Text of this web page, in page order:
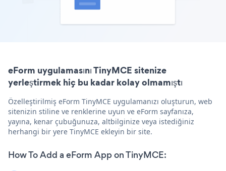
eForm uygulamasını TinyMCE sitenize
yerleştirmek hiç bu kadar kolay olmamıştı
Özelleştirilmiş eForm TinyMCE uygulamanızı oluşturun, web
sitenizin stiline ve renklerine uyun ve eForm sayfanıza,
yayına, kenar çubuğunuza, altbilginize veya istediğiniz
herhangi bir yere TinyMCE ekleyin bir site.
How To Add a eForm App on TinyMCE: